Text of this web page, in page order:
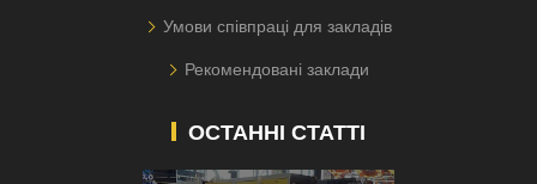
Умови співпраці для закладів
Рекомендовані заклади
ОСТАННІ СТАТТІ